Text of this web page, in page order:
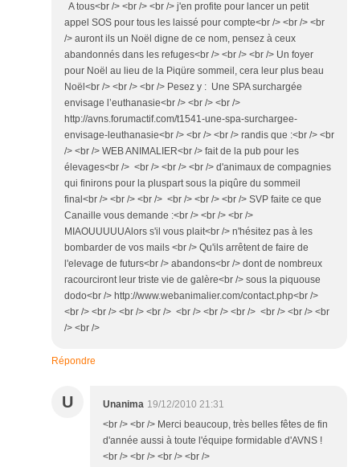
A tous<br /> <br /> <br /> j'en profite pour lancer un petit
appel SOS pour tous les laissé pour compte<br /> <br /> <br
/> auront ils un Noël digne de ce nom, pensez à ceux
abandonnés dans les refuges<br /> <br /> <br /> Un foyer
pour Noël au lieu de la Piqüre sommeil, cera leur plus beau
Noël<br /> <br /> <br /> Pesez y : Une SPA surchargée
envisage l’euthanasie<br /> <br /> <br />
http://avns.forumactif.com/t1541-une-spa-surchargee-
envisage-leuthanasie<br /> <br /> <br /> randis que :<br /> <br
/> <br /> WEB ANIMALIER<br /> fait de la pub pour les
élevages<br /> <br /> <br /> <br /> d'animaux de compagnies
qui finirons pour la pluspart sous la piqûre du sommeil
final<br /> <br /> <br /> <br /> <br /> <br /> SVP faite ce que
Canaille vous demande :<br /> <br /> <br />
MIAOUUUUUAlors s'il vous plait<br /> n'hésitez pas à les
bombarder de vos mails <br /> Qu'ils arrêtent de faire de
l'elevage de futurs<br /> abandons<br /> dont de nombreux
racourciront leur triste vie de galère<br /> sous la piquouse
dodo<br /> http://www.webanimalier.com/contact.php<br />
<br /> <br /> <br /> <br /> <br /> <br /> <br /> <br /> <br /> <br
/> <br />
Répondre
U Unanima 19/12/2010 21:31
<br /> <br /> Merci beaucoup, très belles fêtes de fin
d'année aussi à toute l'équipe formidable d'AVNS !
<br /> <br /> <br /> <br />